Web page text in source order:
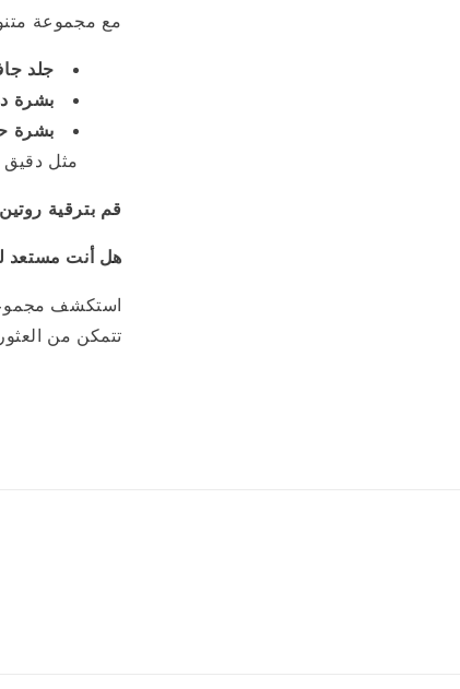
مع مجموعة
جلد
بشرة
بشرة
مثل دقيق
قم بترقية
هل أنت مستعد
تتمكن من